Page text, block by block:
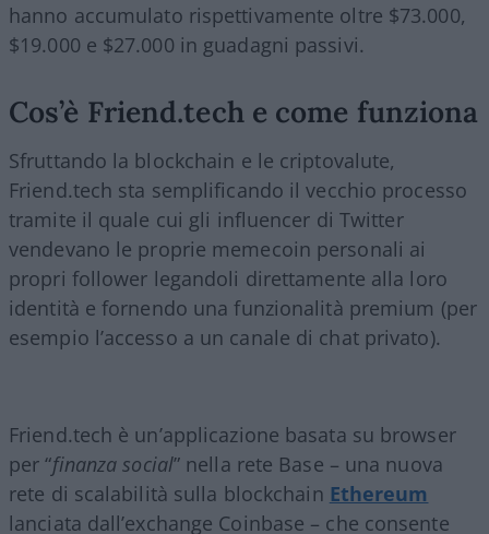
hanno accumulato rispettivamente oltre $73.000,
$19.000 e $27.000 in guadagni passivi.
Cos’è Friend.tech e come funziona
Sfruttando la blockchain e le criptovalute,
Friend.tech sta semplificando il vecchio processo
tramite il quale cui gli influencer di Twitter
vendevano le proprie memecoin personali ai
propri follower legandoli direttamente alla loro
identità e fornendo una funzionalità premium (per
esempio l’accesso a un canale di chat privato).
Friend.tech è un’applicazione basata su browser
per “finanza social” nella rete Base – una nuova
rete di scalabilità sulla blockchain Ethereum
lanciata dall’exchange Coinbase – che consente